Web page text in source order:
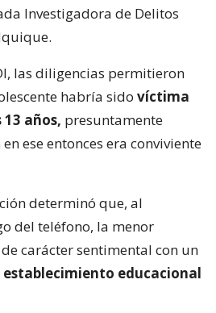
Investigadora de Delitos
las diligencias permitieron
habría sido víctima
13 años, presuntamente
ese entonces era conviviente
determinó que, al
del teléfono, la menor
carácter sentimental con un
educacional